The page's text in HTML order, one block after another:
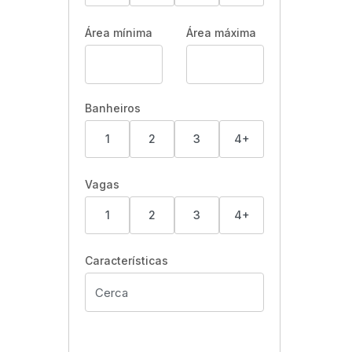
Área mínima Área máxima
Banheiros
1 2 3 4+
Vagas
1 2 3 4+
Características